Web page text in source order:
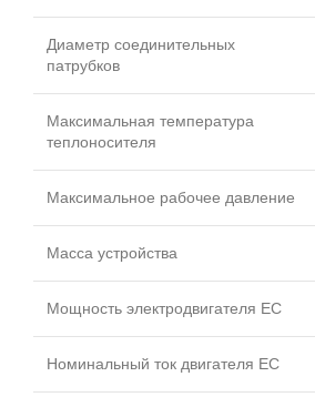
Диаметр соединительных
патрубков
Максимальная температура
теплоносителя
Максимальное рабочее давление
Масса устройства
Мощность электродвигателя EC
Номинальный ток двигателя EC